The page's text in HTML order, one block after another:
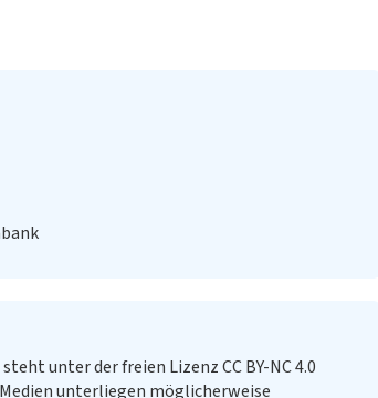
unter der freien Lizenz CC BY-NC 4.0
unterliegen möglicherweise